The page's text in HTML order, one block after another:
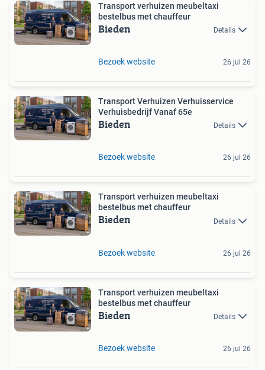
Transport verhuizen meubeltaxi
bestelbus met chauffeur
Bieden Details
Bezoek website 26 jul 26
Transport Verhuizen Verhuisservice
Verhuisbedrijf Vanaf 65e
Bieden Details
Bezoek website 26 jul 26
Transport verhuizen meubeltaxi
bestelbus met chauffeur
Bieden Details
Bezoek website 26 jul 26
Transport verhuizen meubeltaxi
bestelbus met chauffeur
Bieden Details
Bezoek website 26 jul 26